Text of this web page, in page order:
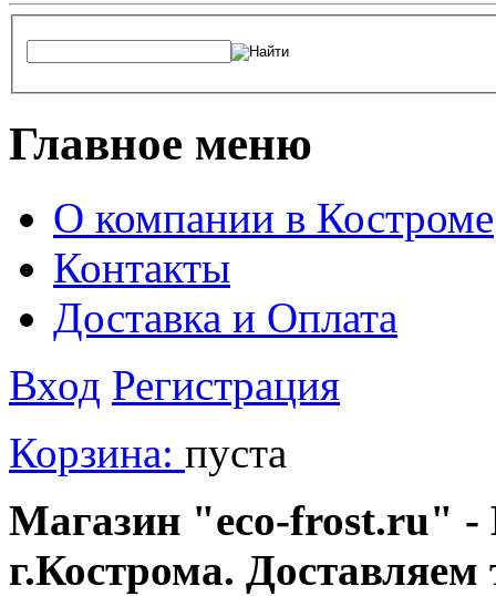
Главное меню
О компании в Костроме
Контакты
Доставка и Оплата
Вход Регистрация
Корзина: пуста
Магазин "eco-frost.ru" -
г.Кострома.